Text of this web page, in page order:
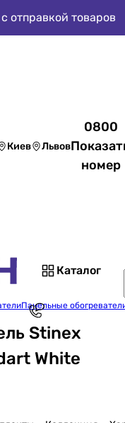
отправкой товаров
Киев Львов
0800
номер
Каталог
Панельные
Stinex
White